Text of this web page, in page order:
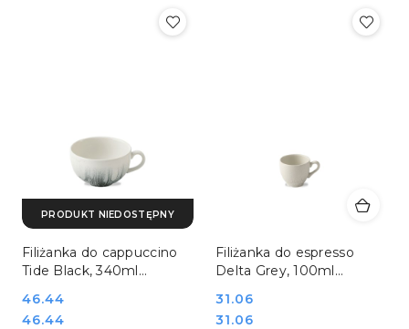
Filiżanka do cappuccino
Tide Black, 340ml
Cena:
46.44
Cena:
46.44
PRODUKT NIEDOSTĘPNY
Filiżanka do espresso
Delta Grey, 100ml
Cena:
31.06
Cena:
31.06